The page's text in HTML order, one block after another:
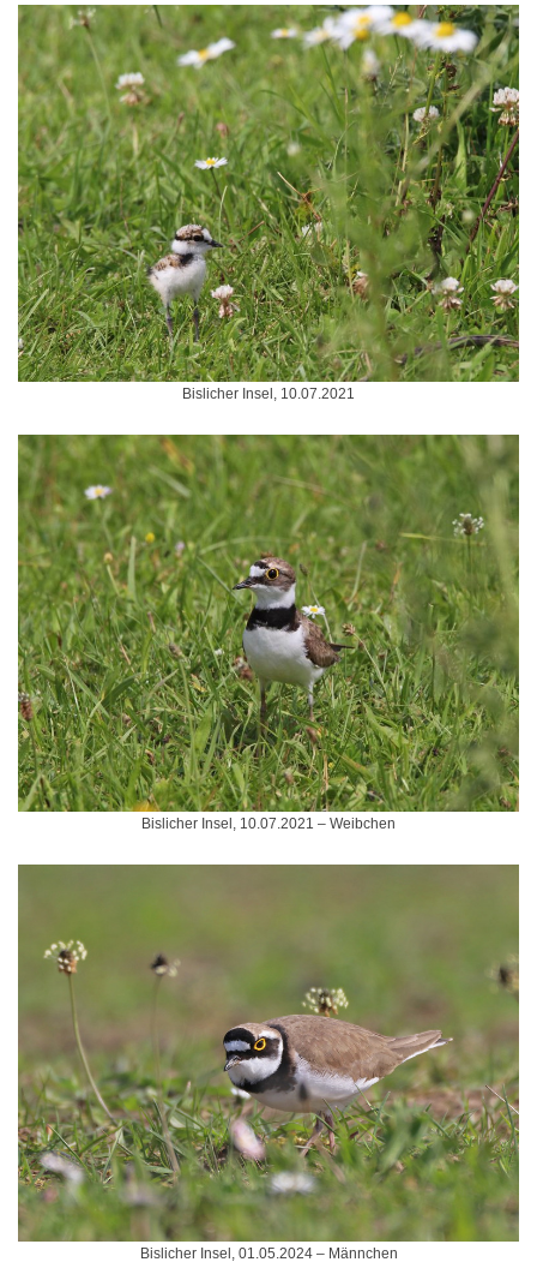
Bislicher Insel, 10.07.2021
Bislicher Insel, 10.07.2021 – Weibchen
Bislicher Insel, 01.05.2024 – Männchen